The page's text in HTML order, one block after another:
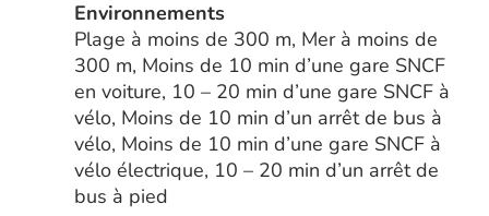
Environnements
Plage à moins de 300 m, Mer à moins de
300 m, Moins de 10 min d’une gare SNCF
en voiture, 10 – 20 min d’une gare SNCF à
vélo, Moins de 10 min d’un arrêt de bus à
vélo, Moins de 10 min d’une gare SNCF à
vélo électrique, 10 – 20 min d’un arrêt de
bus à pied